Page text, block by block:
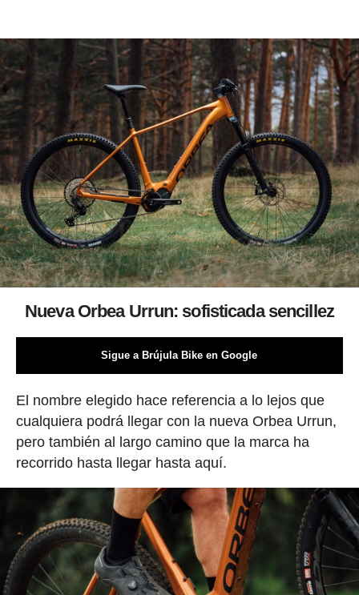
Nueva Orbea Urrun: sofisticada sencillez
Sigue a Brújula Bike en Google
El nombre elegido hace referencia a lo lejos que
cualquiera podrá llegar con la nueva Orbea Urrun,
pero también al largo camino que la marca ha
recorrido hasta llegar hasta aquí.